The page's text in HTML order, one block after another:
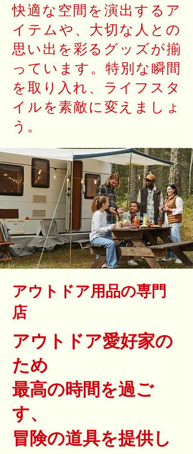
快適な空間を演出するア
イテムや、大切な人との
思い出を彩るグッズが揃
っています。特別な瞬間
を取り入れ、ライフスタ
イルを素敵に変えましょ
う。
アウトドア用品の専門
店
アウトドア愛好家の
ため
最高の時間を過ご
す、
冒険の道具を提供し